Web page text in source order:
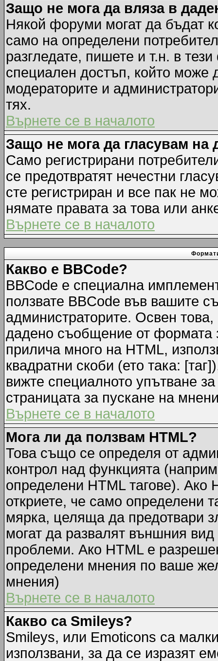
Защо не мога да вляза в
Някой форуми могат да бъдат
само на определени
разгледате, пишете и т.н. в
специален достъп, който може
модераторите и
тях.
Върнете се в началото
Защо не мога да гласувам на
Само регистрирани
се предотвратят нечестни
сте регистриран и все пак не
нямате правата за това или
Върнете се в началото
Какво е BBCode?
BBCode е специална
ползвате BBCode във вашите
администраторите. Освен
дадено съобщение от формата
прилича много на HTML,
квадратни скоби (ето така:
вижте специалното упътване
страницата за пускане на
Върнете се в началото
Мога ли да ползвам HTML?
Това също се определя от
контрол над функцията
определени HTML тагове).
откриете, че само определени
мярка, целяща да предотвари
могат да развалят външния
проблеми. Ако HTML е
определени мнения по ваше
мнения)
Върнете се в началото
Какво са Smileys?
Smileys, или Emoticons са
използвани, за да се изразят